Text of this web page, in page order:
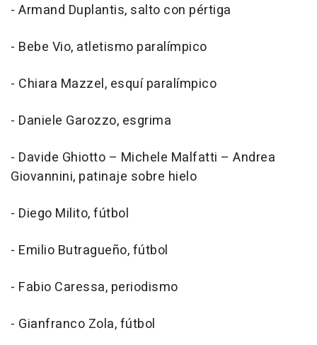
- Armand Duplantis, salto con pértiga
- Bebe Vio, atletismo paralímpico
- Chiara Mazzel, esquí paralímpico
- Daniele Garozzo, esgrima
- Davide Ghiotto – Michele Malfatti – Andrea
Giovannini, patinaje sobre hielo
- Diego Milito, fútbol
- Emilio Butragueño, fútbol
- Fabio Caressa, periodismo
- Gianfranco Zola, fútbol